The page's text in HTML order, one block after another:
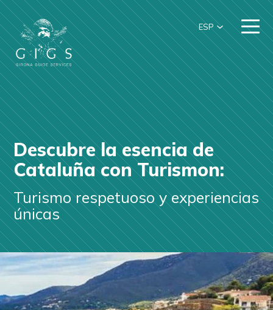
ESP
Descubre la esencia de
Cataluña con Turismon:
Turismo respetuoso y experiencias
únicas